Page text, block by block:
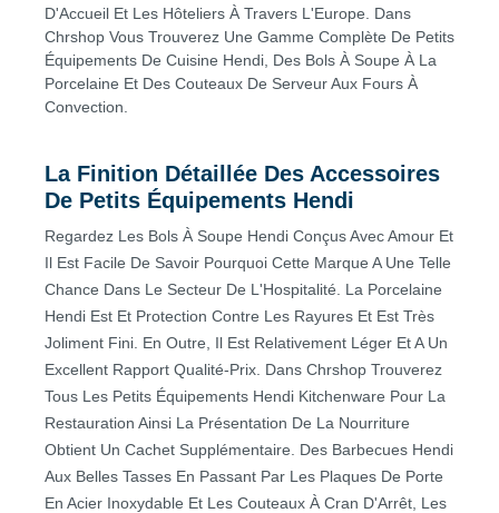
D'Accueil Et Les Hôteliers À Travers L'Europe. Dans
Chrshop Vous Trouverez Une Gamme Complète De Petits
Équipements De Cuisine Hendi, Des Bols À Soupe À La
Porcelaine Et Des Couteaux De Serveur Aux Fours À
Convection.
La Finition Détaillée Des Accessoires
De Petits Équipements Hendi
Regardez Les Bols À Soupe Hendi Conçus Avec Amour Et
Il Est Facile De Savoir Pourquoi Cette Marque A Une Telle
Chance Dans Le Secteur De L'Hospitalité. La Porcelaine
Hendi Est Et Protection Contre Les Rayures Et Est Très
Joliment Fini. En Outre, Il Est Relativement Léger Et A Un
Excellent Rapport Qualité-Prix. Dans Chrshop Trouverez
Tous Les Petits Équipements Hendi Kitchenware Pour La
Restauration Ainsi La Présentation De La Nourriture
Obtient Un Cachet Supplémentaire. Des Barbecues Hendi
Aux Belles Tasses En Passant Par Les Plaques De Porte
En Acier Inoxydable Et Les Couteaux À Cran D'Arrêt, Les